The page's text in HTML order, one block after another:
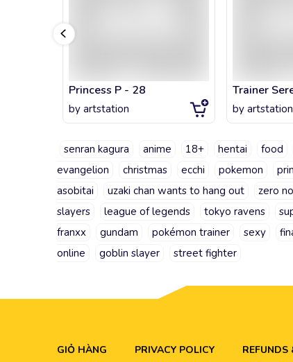
Princess P - 28
by artstation
Trainer
by artstation
senran kagura anime 18+ hentai food
evangelion
christmas ecchi pokemon
asobitai
uzaki chan wants to hang out zero
slayers
league of legends tokyo ravens
franxx
gundam pokémon trainer sexy
online
goblin slayer street fighter
GIỎ HÀNG PRIVACY POLICY REFUNDS